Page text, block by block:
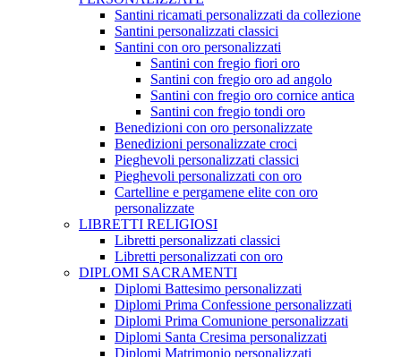
Santini ricamati personalizzati da collezione
Santini personalizzati classici
Santini con oro personalizzati
Santini con fregio fiori oro
Santini con fregio oro ad angolo
Santini con fregio oro cornice antica
Santini con fregio tondi oro
Benedizioni con oro personalizzate
Benedizioni personalizzate croci
Pieghevoli personalizzati classici
Pieghevoli personalizzati con oro
Cartelline e pergamene elite con oro
personalizzate
LIBRETTI RELIGIOSI
Libretti personalizzati classici
Libretti personalizzati con oro
DIPLOMI SACRAMENTI
Diplomi Battesimo personalizzati
Diplomi Prima Confessione personalizzati
Diplomi Prima Comunione personalizzati
Diplomi Santa Cresima personalizzati
Diplomi Matrimonio personalizzati